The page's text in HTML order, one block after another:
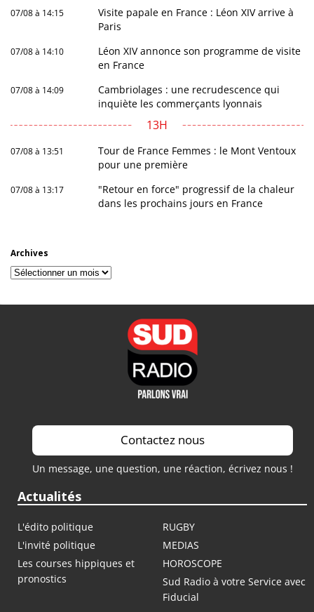
07/08 à 14:15
Visite papale en France : Léon XIV arrive à
Paris
07/08 à 14:10
Léon XIV annonce son programme de visite
en France
07/08 à 14:09
Cambriolages : une recrudescence qui
inquiète les commerçants lyonnais
13H
07/08 à 13:51
Tour de France Femmes : le Mont Ventoux
pour une première
07/08 à 13:17
"Retour en force" progressif de la chaleur
dans les prochains jours en France
Archives
Archives
Contactez nous
Un message, une question, une réaction, écrivez nous !
Actualités
L'édito politique
RUGBY
L'invité politique
MEDIAS
Les courses hippiques et
pronostics
HOROSCOPE
Sud Radio à votre Service avec
Fiducial